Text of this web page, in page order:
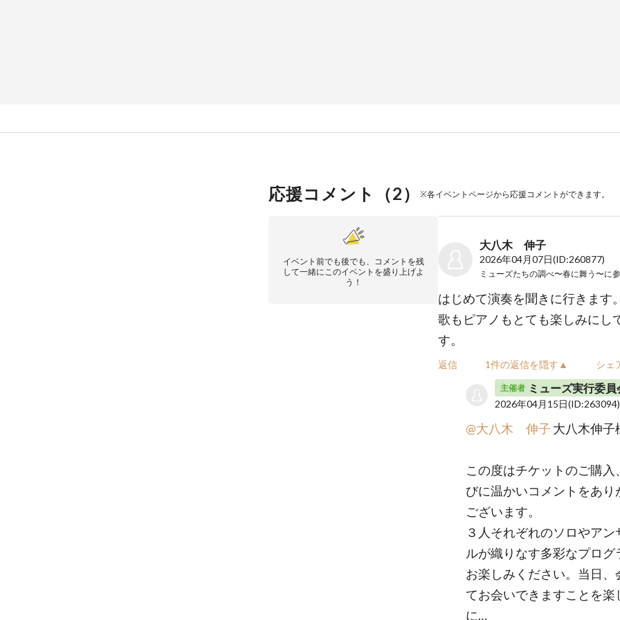
応援コメント（2） ※各イベントページから応援コメントができます。
イベント前でも後でも、コメントを残
して一緒にこのイベントを盛り上げよ
う！
大八木 伸子
2026年04月07日(ID:260877)
ミューズたちの調べ〜春に舞う〜に
はじめて演奏を聞きに行きます
歌もピアノもとても楽しみにし
す。
返信 1件の返信を隠す▲ シェ
主催者 ミューズ実行委員
2026年04月15日(ID:263094)
@大八木 伸子 大八木伸子
この度はチケットのご購入
びに温かいコメントをあり
ございます。
３人それぞれのソロやアン
ルが織りなす多彩なプログ
お楽しみください。当日、
てお会いできますことを楽
に…